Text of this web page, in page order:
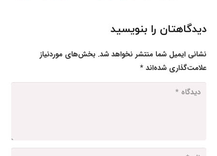
دیدگاهتان را بنویسید
نشانی ایمیل شما منتشر نخواهد شد. بخش‌های موردنیاز
علامت‌گذاری شده‌اند*